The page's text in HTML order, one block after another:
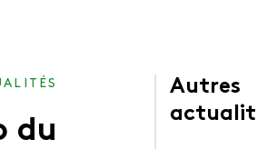
du
Autres